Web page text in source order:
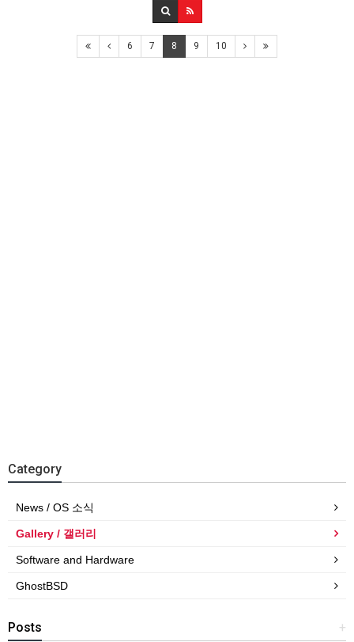
6 7 8 9 10
Category
News / OS 소식
Gallery / 갤러리
Software and Hardware
GhostBSD
+
Posts